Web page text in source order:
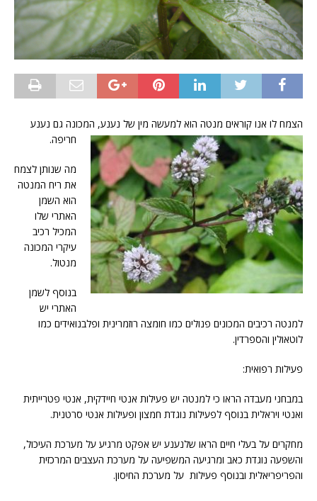
הצמח לו אנו קוראים מנטה הוא למעשה מין של נענע, המכונה גם נענע
חריפה.
מה שנותן לצמח
את ריח המנטה
הוא השמן
האתרי שלו
המכיל רכיב
עיקרי המכונה
מנטול.
בנוסף לשמן
האתרי יש
למנטה רכיבים המכונים פנולים כמו חומצה רוזמרינית ופלבנואידים כמו
לוטאולין והספרדין.
פעילות רפואית:
במבחני מעבדה הראו כי למנטה יש פעילות אנטי חיידקית, אנטי פטרייתית
ואנטי ויראלית בנוסף לפעילות נוגדת חמצון ופעילות אנטי סרטנית.
מחקרים על בעלי חיים הראו שלנענע יש אפקט מרגיע על מערכת העיכול,
והשפעה נוגדת כאב ומרגיעה המשפיעה על מערכת העצבים המרכזית
והפריפריאלית ובנוסף פעילות על מערכת החיסון.